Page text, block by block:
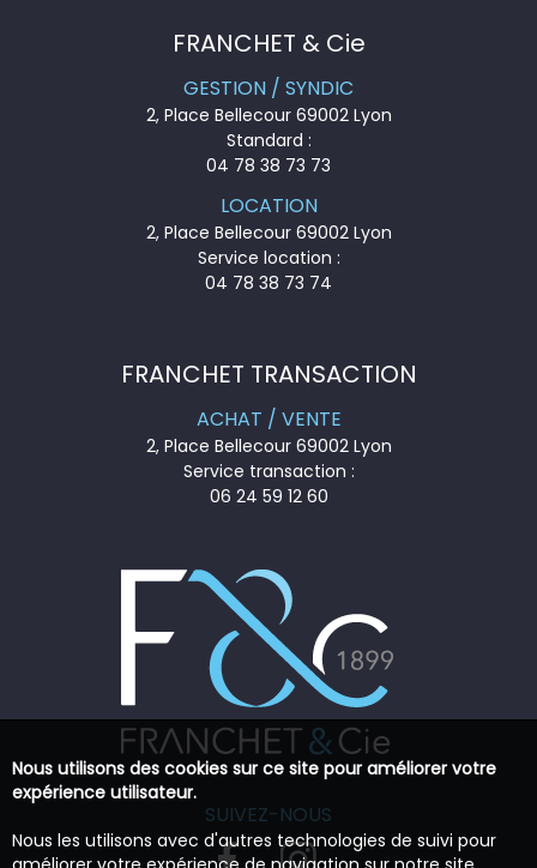
FRANCHET & Cie
GESTION / SYNDIC
2, Place Bellecour 69002 Lyon
Standard :
04 78 38 73 73
LOCATION
2, Place Bellecour 69002 Lyon
Service location :
04 78 38 73 74
FRANCHET TRANSACTION
ACHAT / VENTE
2, Place Bellecour 69002 Lyon
Service transaction :
06 24 59 12 60
SUIVEZ-NOUS
Nous utilisons des cookies sur ce site pour améliorer votre
expérience utilisateur.
Nous les utilisons avec d'autres technologies de suivi pour